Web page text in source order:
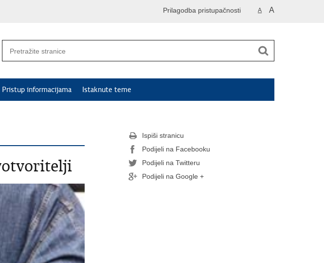
A A
Prilagodba pristupačnosti
Pristup informacijama Istaknute teme
Ispiši stranicu
Podijeli na Facebooku
Podijeli na Twitteru
Podijeli na Google +